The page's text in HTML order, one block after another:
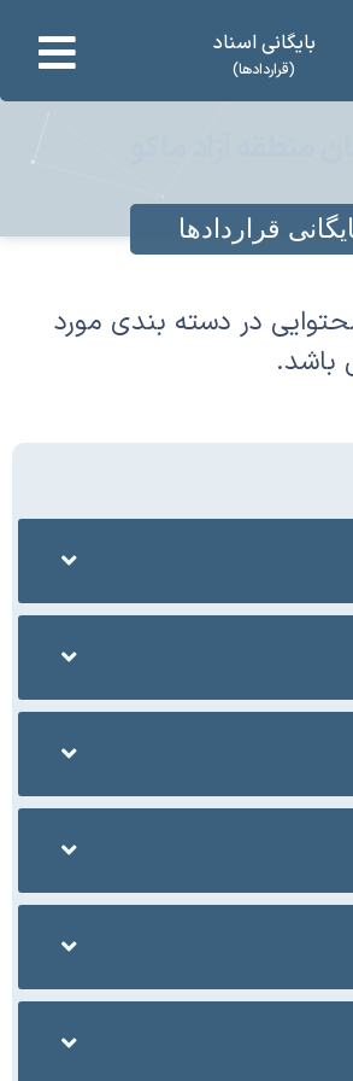
بایگانی اسناد
(قراردادها)
قراردادها
در دسته بندی مورد
باشد.